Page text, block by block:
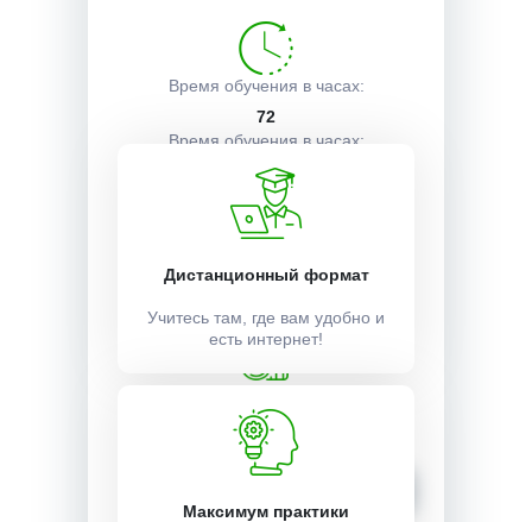
Время обучения в часах:
72
Время обучения в часах:
2 недели
Учебный план:
5500 ₽
Записаться
Условия поступления
Дистанционный формат
Учитесь там, где вам удобно и
есть интернет!
Максимум практики